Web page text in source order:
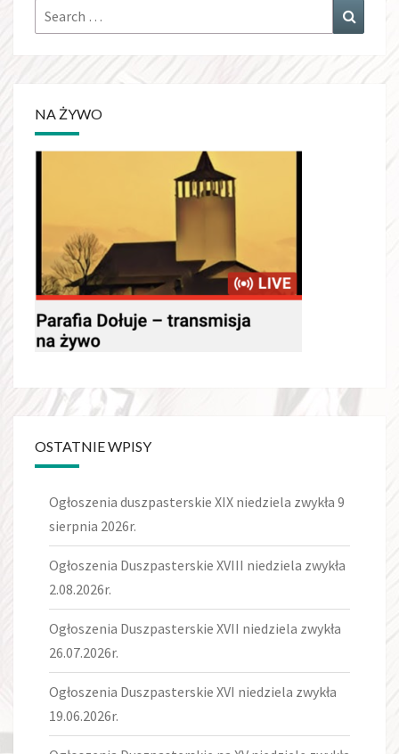
Search
for:
NA ŻYWO
OSTATNIE WPISY
Ogłoszenia duszpasterskie XIX niedziela zwykła 9
sierpnia 2026r.
Ogłoszenia Duszpasterskie XVIII niedziela zwykła
2.08.2026r.
Ogłoszenia Duszpasterskie XVII niedziela zwykła
26.07.2026r.
Ogłoszenia Duszpasterskie XVI niedziela zwykła
19.06.2026r.